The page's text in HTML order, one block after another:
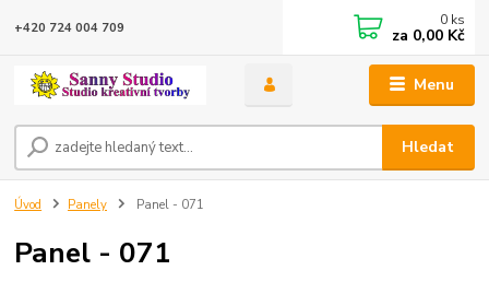
Menu
Hledat
+420 724 004 709 0 ks
za 0,00 Kč
Úvod Panely Panel - 071
Panel - 071